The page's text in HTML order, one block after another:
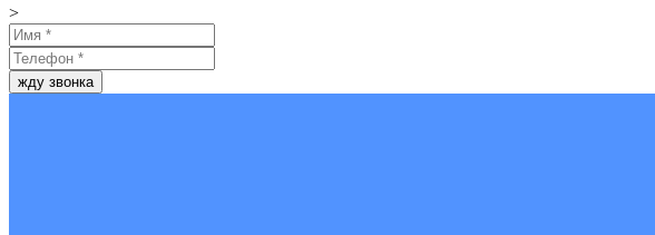
>
жду звонка